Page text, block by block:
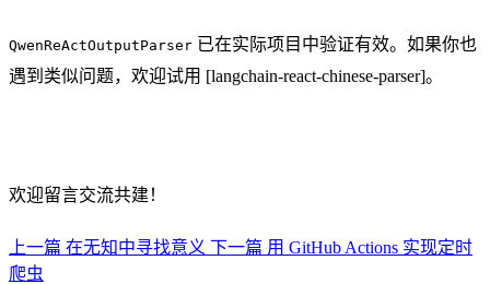
QwenReActOutputParser 已在实际项目中验证有效。如果你也
遇到类似问题，欢迎试用 [langchain-react-chinese-parser]。
欢迎留言交流共建！
上一篇 在无知中寻找意义 下一篇 用 GitHub Actions 实现定时
爬虫